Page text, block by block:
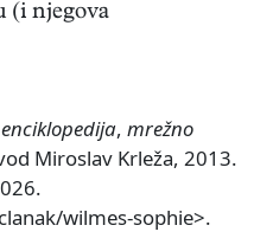
(i njegova
, mrežno
Miroslav Krleža, 2013.
wilmes-sophie>.